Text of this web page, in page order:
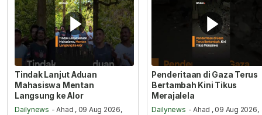
Tindak Lanjut Aduan
Mahasiswa Mentan
Langsung ke Alor
Dailynews - Ahad , 09 Aug 2026,
Penderitaan di Gaza Terus
Bertambah Kini Tikus
Merajalela
Dailynews - Ahad , 09 Aug 2026,